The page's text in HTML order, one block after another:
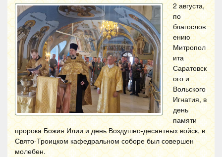
2 августа,
по
благослов
ению
Митропол
ита
Саратовск
ого и
Вольского
Игнатия, в
день
памяти
пророка Божия Илии и день Воздушно-десантных войск, в
Свято-Троицком кафедральном соборе был совершен
молебен.